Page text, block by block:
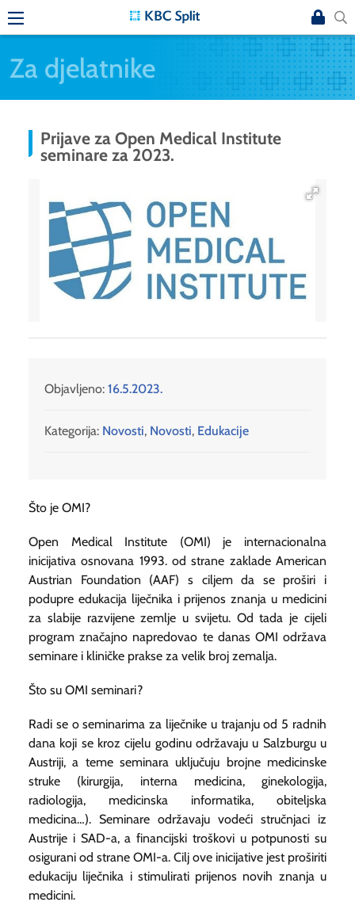
Za djelatnike
Prijave za Open Medical Institute
seminare za 2023.
Objavljeno: 16.5.2023.
Kategorija: Novosti, Novosti, Edukacije
Što je OMI?
Open Medical Institute (OMI) je internacionalna
inicijativa osnovana 1993. od strane zaklade American
Austrian Foundation (AAF) s ciljem da se proširi i
podupre edukacija liječnika i prijenos znanja u medicini
za slabije razvijene zemlje u svijetu. Od tada je cijeli
program značajno napredovao te danas OMI održava
seminare i kliničke prakse za velik broj zemalja.
Što su OMI seminari?
Radi se o seminarima za liječnike u trajanju od 5 radnih
dana koji se kroz cijelu godinu održavaju u Salzburgu u
Austriji, a teme seminara uključuju brojne medicinske
struke (kirurgija, interna medicina, ginekologija,
radiologija, medicinska informatika, obiteljska
medicina…). Seminare održavaju vodeći stručnjaci iz
Austrije i SAD-a, a financijski troškovi u potpunosti su
osigurani od strane OMI-a. Cilj ove inicijative jest proširiti
edukaciju liječnika i stimulirati prijenos novih znanja u
medicini.